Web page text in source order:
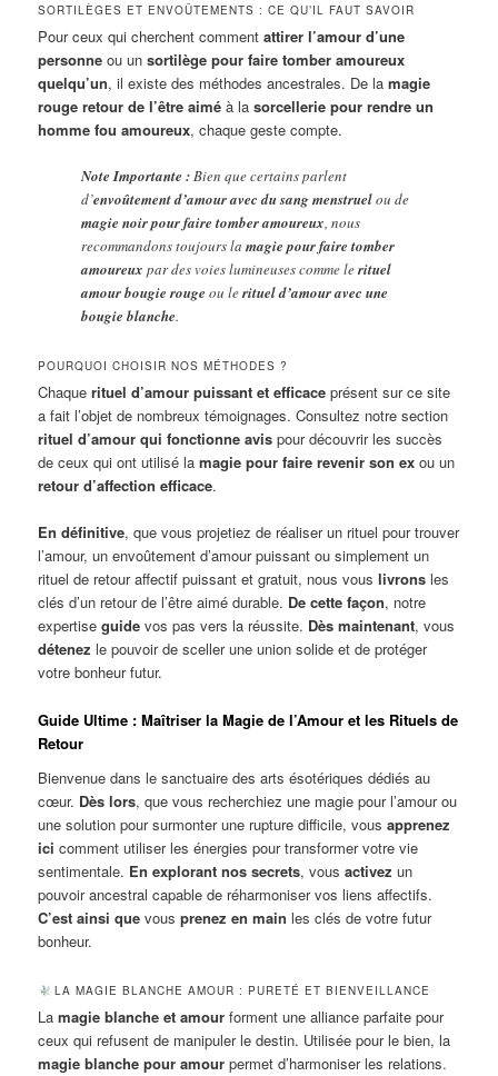
SORTILÈGES ET ENVOÛTEMENTS : CE QU’IL FAUT SAVOIR
Pour ceux qui cherchent commentattirer l’amour d’une
personne ou unsortilège pour faire tomber amoureux
quelqu’un, il existe des méthodes ancestrales. De lamagie
rouge retour de l’être aimé à lasorcellerie pour rendre un
homme fou amoureux, chaque geste compte.
Note Importante :Bien que certains parlent
d’envoûtement d’amour avec du sang menstruelou de
magie noir pour faire tomber amoureux, nous
recommandons toujours lamagie pour faire tomber
amoureux par des voies lumineuses comme lerituel
amour bougie rouge ou lerituel d’amour avec une
bougie blanche.
POURQUOI CHOISIR NOS MÉTHODES ?
Chaquerituel d’amour puissant et efficace présent sur ce site
a fait l’objet de nombreux témoignages. Consultez notre section
rituel d’amour qui fonctionne avis pour découvrir les succès
de ceux qui ont utilisé lamagie pour faire revenir son ex ou un
retour d’affection efficace.
En définitive, que vous projetiez de réaliser un rituel pour trouver
l’amour, un envoûtement d’amour puissant ou simplement un
rituel de retour affectif puissant et gratuit, nous vouslivrons les
clés d’un retour de l’être aimé durable. De cette façon, notre
expertiseguide vos pas vers la réussite. Dès maintenant, vous
détenez le pouvoir de sceller une union solide et de protéger
votre bonheur futur.
Guide Ultime : Maîtriser la Magie de l’Amour et les Rituels de
Retour
Bienvenue dans le sanctuaire des arts ésotériques dédiés au
cœur. Dès lors, que vous recherchiez une magie pour l’amour ou
une solution pour surmonter une rupture difficile, vousapprenez
ici comment utiliser les énergies pour transformer votre vie
sentimentale. En explorant nos secrets, vousactivez un
pouvoir ancestral capable de réharmoniser vos liens affectifs.
C’est ainsi que vousprenez en main les clés de votre futur
bonheur.
LA MAGIE BLANCHE AMOUR : PURETÉ ET BIENVEILLANCE
Lamagie blanche et amour forment une alliance parfaite pour
ceux qui refusent de manipuler le destin. Utilisée pour le bien, la
magie blanche pour amour permet d’harmoniser les relations.